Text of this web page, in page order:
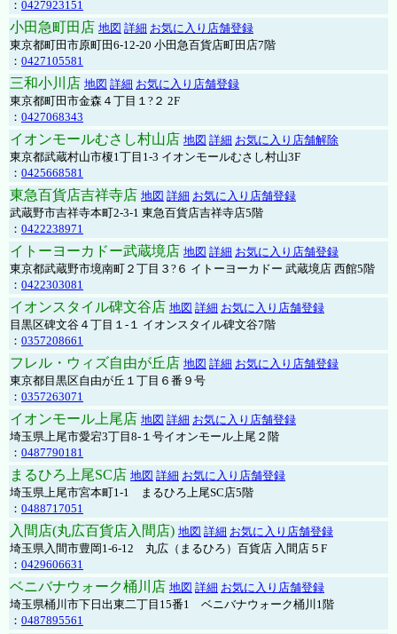
： 0427923151
小田急町田店 地図 詳細 お気に入り店舗登録
東京都町田市原町田6-12-20 小田急百貨店町田店7階
： 0427105581
三和小川店 地図 詳細 お気に入り店舗登録
東京都町田市金森４丁目１?２ 2F
： 0427068343
イオンモールむさし村山店 地図 詳細 お気に入り店舗解除
東京都武蔵村山市榎1丁目1-3 イオンモールむさし村山3F
： 0425668581
東急百貨店吉祥寺店 地図 詳細 お気に入り店舗登録
武蔵野市吉祥寺本町2-3-1 東急百貨店吉祥寺店5階
： 0422238971
イトーヨーカドー武蔵境店 地図 詳細 お気に入り店舗登録
東京都武蔵野市境南町２丁目３?６ イトーヨーカドー 武蔵境店 西館5階
： 0422303081
イオンスタイル碑文谷店 地図 詳細 お気に入り店舗登録
目黒区碑文谷４丁目１-１ イオンスタイル碑文谷7階
： 0357208661
フレル・ウィズ自由が丘店 地図 詳細 お気に入り店舗登録
東京都目黒区自由が丘１丁目６番９号
： 0357263071
イオンモール上尾店 地図 詳細 お気に入り店舗登録
埼玉県上尾市愛宕3丁目8-１号イオンモール上尾２階
： 0487790181
まるひろ上尾SC店 地図 詳細 お気に入り店舗登録
埼玉県上尾市宮本町1-1 まるひろ上尾SC店5階
： 0488717051
入間店(丸広百貨店入間店) 地図 詳細 お気に入り店舗登録
埼玉県入間市豊岡1-6-12 丸広（まるひろ）百貨店 入間店５F
： 0429606631
ベニバナウォーク桶川店 地図 詳細 お気に入り店舗登録
埼玉県桶川市下日出東二丁目15番1 ベニバナウォーク桶川1階
： 0487895561